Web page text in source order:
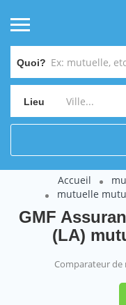
Quoi?
Lieu
Accueil
mutuelle
GMF
(LA)
Comparateur de